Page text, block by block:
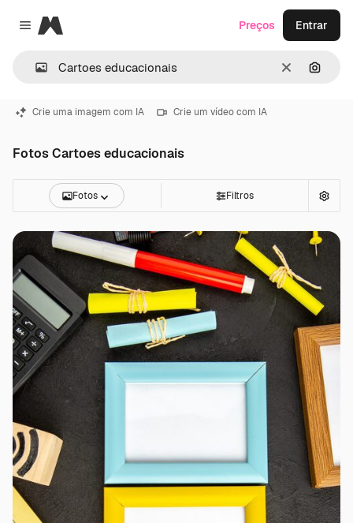
Close menu
Magnific
Limpar
Preços Entrar
Crie uma imagem com IA Crie um vídeo com IA
Fotos Cartoes educacionais
Fotos Filtros